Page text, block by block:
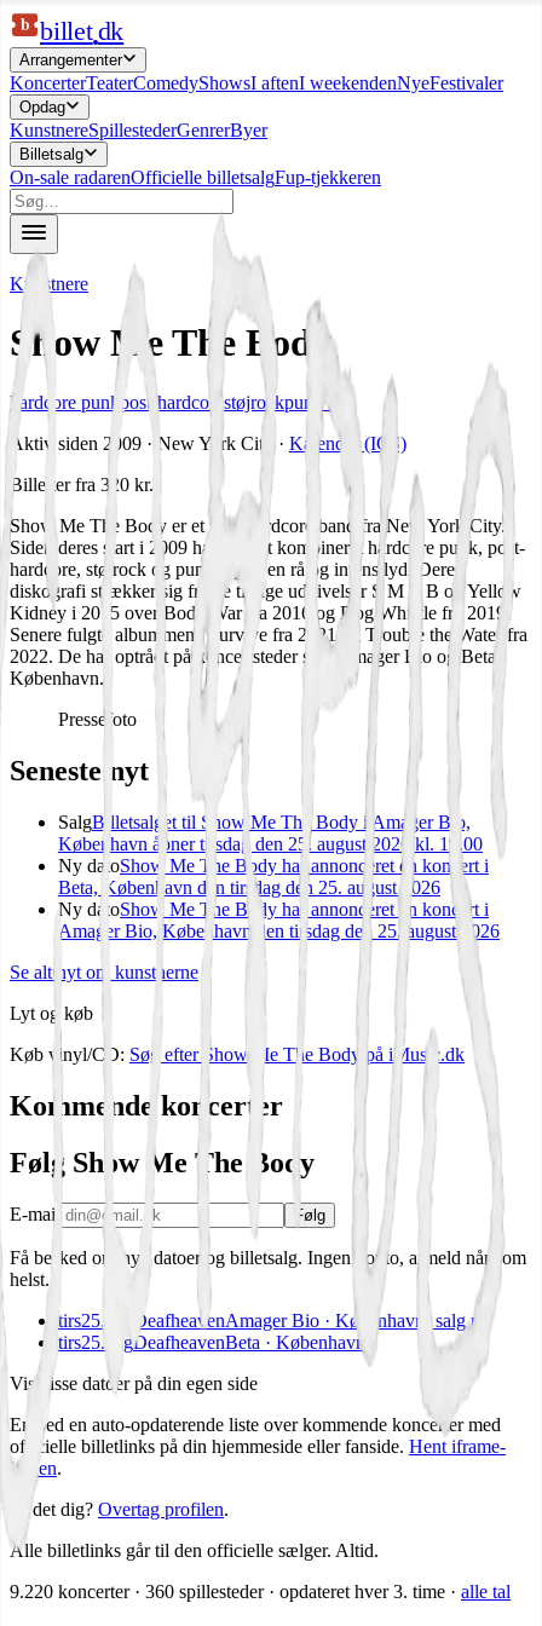
b billetdk
Arrangementer
KoncerterTeaterComedyShowsI aftenI weekendenNyeFestivaler
Opdag
KunstnereSpillestederGenrerByer
Billetsalg
On-sale radarenOfficielle billetsalgFup-tjekkeren
Kunstnere
Show Me The Body
hardcore punk post-hardcorestøjrockpunk rap
Aktiv siden 2009 · New York City
· Kalender (ICS)
Billetter fra 320 kr.
Show Me The Body er et post-hardcore band fra New York City.
Siden deres start i 2009 har bandet kombineret hardcore punk, post-
hardcore, støjrock og punk rap til en rå og intens lyd. Deres
diskografi strækker sig fra de tidlige udgivelser S M T B og Yellow
Kidney i 2015 over Body War fra 2016 og Dog Whistle fra 2019.
Senere fulgte albummene Survive fra 2021 og Trouble the Water fra
2022. De har optrådt på koncertsteder som Amager Bio og Beta i
København.
Pressefoto
Seneste nyt
SalgBilletsalget til Show Me The Body i Amager Bio,
København åbner tirsdag den 25. august 2026 kl. 19.00
Ny datoShow Me The Body har annonceret en koncert i
Beta, København den tirsdag den 25. august 2026
Ny datoShow Me The Body har annonceret en koncert i
Amager Bio, København den tirsdag den 25. august 2026
Se alt nyt om kunstnerne
Lyt og køb
Køb vinyl/CD: Søg efter Show Me The Body på iMusic.dk
Kommende koncerter
Følg Show Me The Body
E-mail Følg
Få besked om nye datoer og billetsalg. Ingen konto, afmeld når som
helst.
tirs25. DeafheavenAmager Bio · København
I salg nu
tirs25. augDeafheavenBeta · København
Vis disse datoer på din egen side
Embed en auto-opdaterende liste over kommende koncerter med
officielle billetlinks på din hjemmeside eller fanside. Hent iframe-
koden.
Er det dig? Overtag profilen.
Alle billetlinks går til den officielle sælger. Altid.
9.220 koncerter · 360 spillesteder · opdateret hver 3. time · alle tal